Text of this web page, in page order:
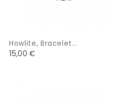
Howlite, Bracelet...
15,00 €